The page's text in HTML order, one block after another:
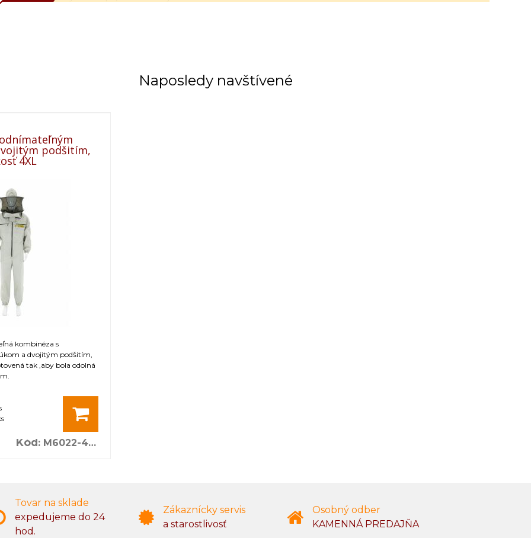
92-110
192
198 150
1,470 kg
Naposledy navštívené
podšitím,
4XL
kombinéza s
a dvojitým podšitím,
tak ,aby bola odolná
Kód: M6022-4XL
Tovar na sklade
expedujeme do 24
hod.
Zákaznícky servis
a starostlivosť
Osobný odber
KAMENNÁ PREDAJŇA